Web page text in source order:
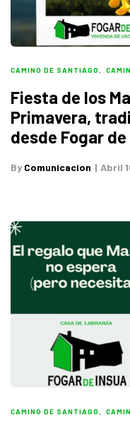
CAMINO DE SANTIAGO,
Fiesta de los
Primavera,
desde Fogar de
By Comunicacion Abril
CAMINO DE SANTIAGO